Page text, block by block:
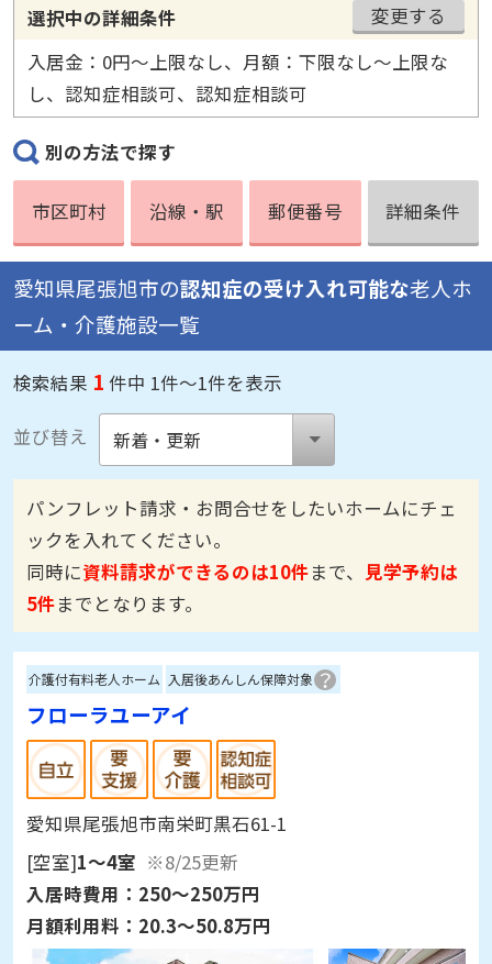
選択中の詳細条件
変更する
入居金：0円〜上限なし、月額：下限なし〜上限な
し、認知症相談可、認知症相談可
別の方法で探す
市区町村 沿線・駅 郵便番号 詳細条件
愛知県尾張旭市の認知症の受け入れ可能な老人ホ
ーム・介護施設一覧
検索結果 1 件中 1件～1件を表示
並び替え
パンフレット請求・お問合せをしたいホームにチェ
ックを入れてください。
同時に資料請求ができるのは10件まで、 見学予約は
5件までとなります。
介護付有料老人ホーム 入居後あんしん保障対象
フローラユーアイ
愛知県尾張旭市南栄町黒石61-1
[空室]1～4室 ※8/25更新
入居時費用： 250～250万円
月額利用料： 20.3～50.8万円